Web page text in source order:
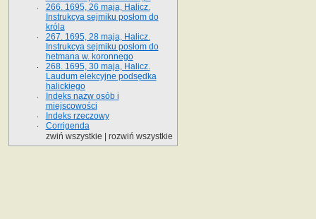
266. 1695, 26 maja, Halicz.
Instrukcya sejmiku posłom do
króla
267. 1695, 28 maja, Halicz.
Instrukcya sejmiku posłom do
hetmana w. koronnego
268. 1695, 30 maja, Halicz.
Laudum elekcyjne podsędka
halickiego
Indeks nazw osób i
miejscowości
Indeks rzeczowy
Corrigenda
zwiń wszystkie
rozwiń wszystkie